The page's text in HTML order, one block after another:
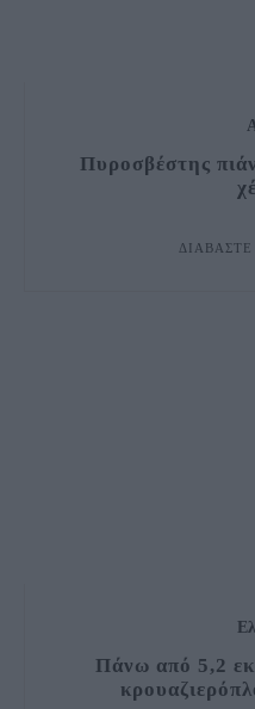
Πυροσβέστης
ΔΙΑΒΆΣΤΕ
Πάνω από 5,2